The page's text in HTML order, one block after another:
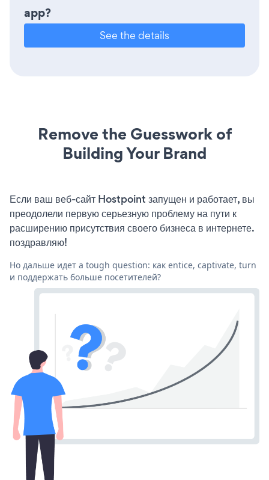
app?
See the details
Remove the Guesswork of
Building Your Brand
Если ваш веб-сайт Hostpoint запущен и работает, вы
преодолели первую серьезную проблему на пути к
расширению присутствия своего бизнеса в интернете.
поздравляю!
Но дальше идет a tough question: как entice, captivate, turn
и поддержать больше посетителей?